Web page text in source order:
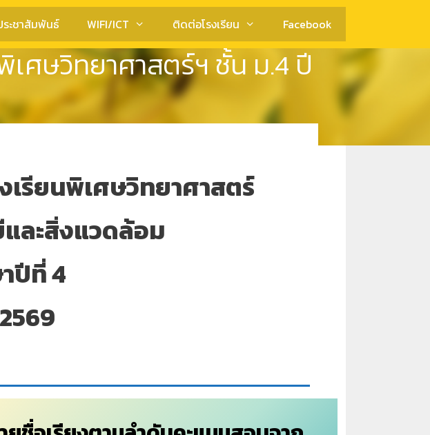
ระชาสัมพันธ์ WIFI/ICT ติดต่อโรงเรียน Facebook
ศษวิทยาศาสตร์ฯ ชั้น ม.4 ปี
รียนพิเศษวิทยาศาสตร์
และสิ่งแวดล้อม
ปีที่ 4